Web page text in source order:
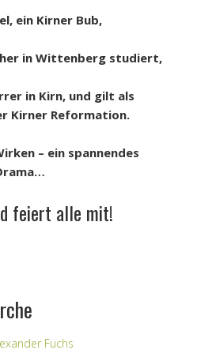
ein Kirner Bub,
in Wittenberg studiert,
in Kirn, und gilt als
Kirner Reformation.
– ein spannendes
feiert alle mit!
Fuchs